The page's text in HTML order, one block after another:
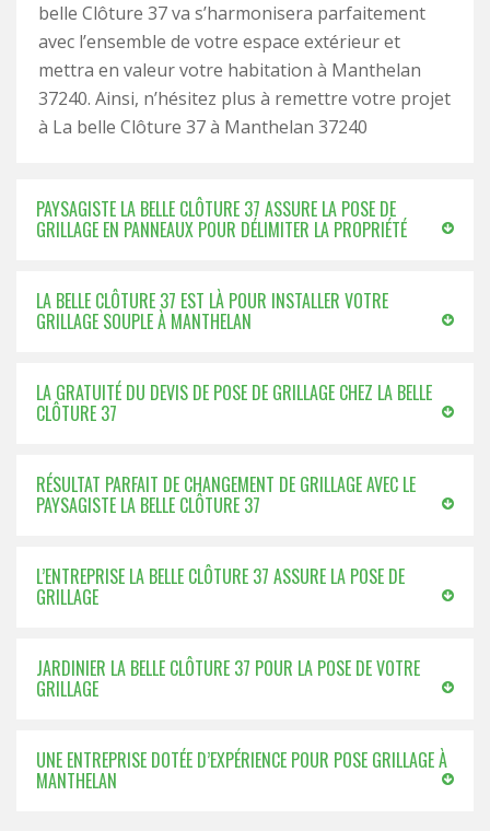
belle Clôture 37 va s’harmonisera parfaitement
avec l’ensemble de votre espace extérieur et
mettra en valeur votre habitation à Manthelan
37240. Ainsi, n’hésitez plus à remettre votre projet
à La belle Clôture 37 à Manthelan 37240
PAYSAGISTE LA BELLE CLÔTURE 37 ASSURE LA POSE DE
GRILLAGE EN PANNEAUX POUR DÉLIMITER LA PROPRIÉTÉ
LA BELLE CLÔTURE 37 EST LÀ POUR INSTALLER VOTRE
GRILLAGE SOUPLE À MANTHELAN
LA GRATUITÉ DU DEVIS DE POSE DE GRILLAGE CHEZ LA BELLE
CLÔTURE 37
RÉSULTAT PARFAIT DE CHANGEMENT DE GRILLAGE AVEC LE
PAYSAGISTE LA BELLE CLÔTURE 37
L’ENTREPRISE LA BELLE CLÔTURE 37 ASSURE LA POSE DE
GRILLAGE
JARDINIER LA BELLE CLÔTURE 37 POUR LA POSE DE VOTRE
GRILLAGE
UNE ENTREPRISE DOTÉE D’EXPÉRIENCE POUR POSE GRILLAGE À
MANTHELAN